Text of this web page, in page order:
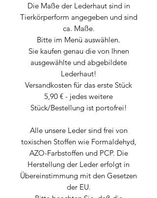
Die Maße der Lederhaut sind in
Tierkörperform angegeben und sind
ca. Maße.
Bitte im Menü auswählen.
Sie kaufen genau die von Ihnen
ausgewählte und abgebildete
Lederhaut!
Versandkosten für das erste Stück
5,90 € - jedes weitere
Stück/Bestellung ist portofrei!
Alle unsere Leder sind frei von
toxischen Stoffen wie Formaldehyd,
AZO-Farbstoffen und PCP. Die
Herstellung der Leder erfolgt in
Übereinstimmung mit den Gesetzen
der EU.